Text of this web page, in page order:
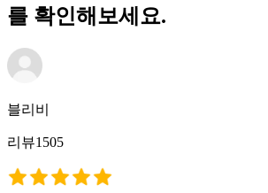
를 확인해보세요.
블리비
리뷰1505